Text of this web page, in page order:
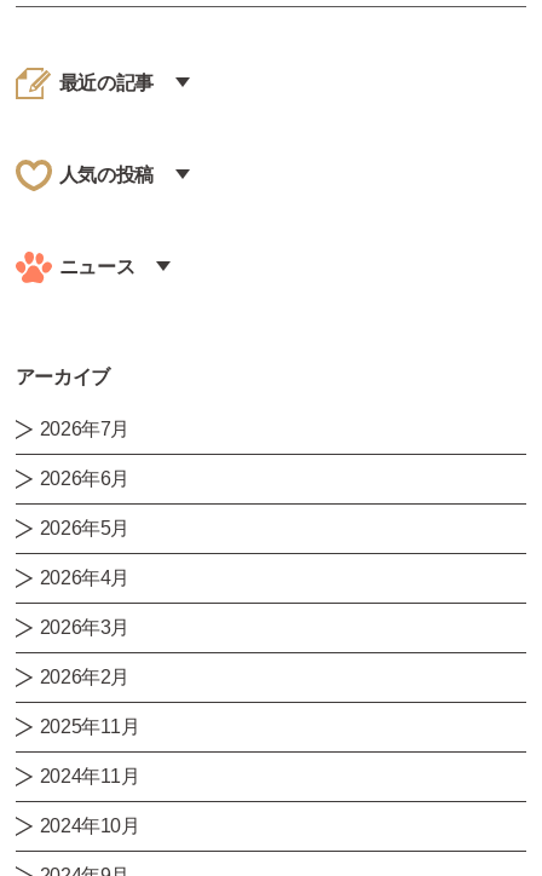
最近の記事
人気の投稿
ニュース
アーカイブ
2026年7月
2026年6月
2026年5月
2026年4月
2026年3月
2026年2月
2025年11月
2024年11月
2024年10月